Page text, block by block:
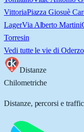
VittoriaPiazza Giosuè
LagerVia Alberto Martini
Torresin
Vedi tutte le vie di Oderzo
Distanze
Chilometriche
Distanze, percorsi e